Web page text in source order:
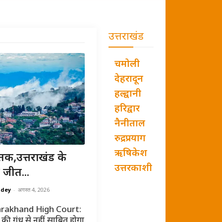
के
- अगस्त 4, 2026
High Court:
उत्तराखंड
चमोली
देहरादून
हल्द्वानी
हरिद्वार
नैनीताल
रुद्रप्रयाग
ऋषिकेश
उत्तरकाशी